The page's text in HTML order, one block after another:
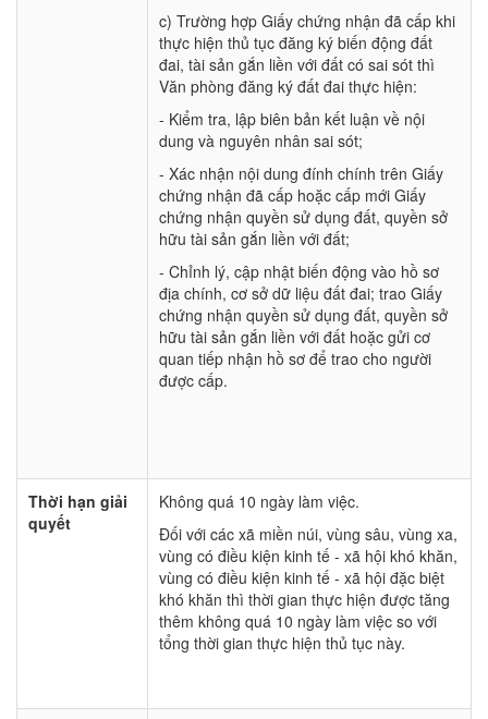
c) Trường hợp Giấy chứng nhận đã cấp khi
thực hiện thủ tục đăng ký biến động đất
đai, tài sản gắn liền với đất có sai sót thì
Văn phòng đăng ký đất đai thực hiện:
- Kiểm tra, lập biên bản kết luận về nội
dung và nguyên nhân sai sót;
- Xác nhận nội dung đính chính trên Giấy
chứng nhận đã cấp hoặc cấp mới Giấy
chứng nhận quyền sử dụng đất, quyền sở
hữu tài sản gắn liền với đất;
- Chỉnh lý, cập nhật biến động vào hồ sơ
địa chính, cơ sở dữ liệu đất đai; trao Giấy
chứng nhận quyền sử dụng đất, quyền sở
hữu tài sản gắn liền với đất hoặc gửi cơ
quan tiếp nhận hồ sơ để trao cho người
được cấp.
Thời hạn giải
quyết
Không quá 10 ngày làm việc.
Đối với các xã miền núi, vùng sâu, vùng xa,
vùng có điều kiện kinh tế - xã hội khó khăn,
vùng có điều kiện kinh tế - xã hội đặc biệt
khó khăn thì thời gian thực hiện được tăng
thêm không quá 10 ngày làm việc so với
tổng thời gian thực hiện thủ tục này.